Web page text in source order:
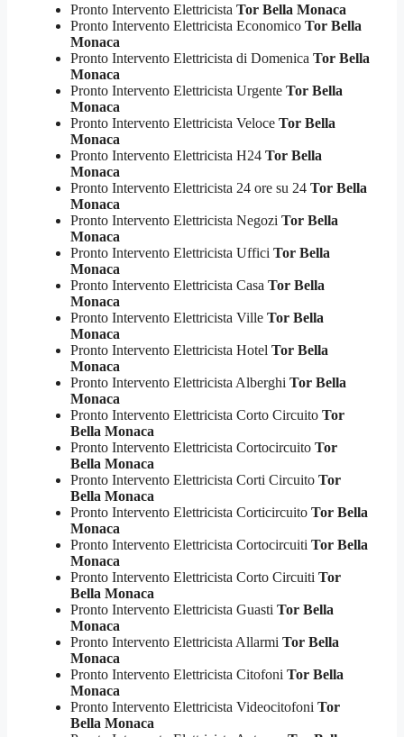
Pronto Intervento Elettricista Tor Bella Monaca
Pronto Intervento Elettricista Economico Tor Bella
Monaca
Pronto Intervento Elettricista di Domenica Tor Bella
Monaca
Pronto Intervento Elettricista Urgente Tor Bella
Monaca
Pronto Intervento Elettricista Veloce Tor Bella
Monaca
Pronto Intervento Elettricista H24 Tor Bella
Monaca
Pronto Intervento Elettricista 24 ore su 24 Tor Bella
Monaca
Pronto Intervento Elettricista Negozi Tor Bella
Monaca
Pronto Intervento Elettricista Uffici Tor Bella
Monaca
Pronto Intervento Elettricista Casa Tor Bella
Monaca
Pronto Intervento Elettricista Ville Tor Bella
Monaca
Pronto Intervento Elettricista Hotel Tor Bella
Monaca
Pronto Intervento Elettricista Alberghi Tor Bella
Monaca
Pronto Intervento Elettricista Corto Circuito Tor
Bella Monaca
Pronto Intervento Elettricista Cortocircuito Tor
Bella Monaca
Pronto Intervento Elettricista Corti Circuito Tor
Bella Monaca
Pronto Intervento Elettricista Corticircuito Tor Bella
Monaca
Pronto Intervento Elettricista Cortocircuiti Tor Bella
Monaca
Pronto Intervento Elettricista Corto Circuiti Tor
Bella Monaca
Pronto Intervento Elettricista Guasti Tor Bella
Monaca
Pronto Intervento Elettricista Allarmi Tor Bella
Monaca
Pronto Intervento Elettricista Citofoni Tor Bella
Monaca
Pronto Intervento Elettricista Videocitofoni Tor
Bella Monaca